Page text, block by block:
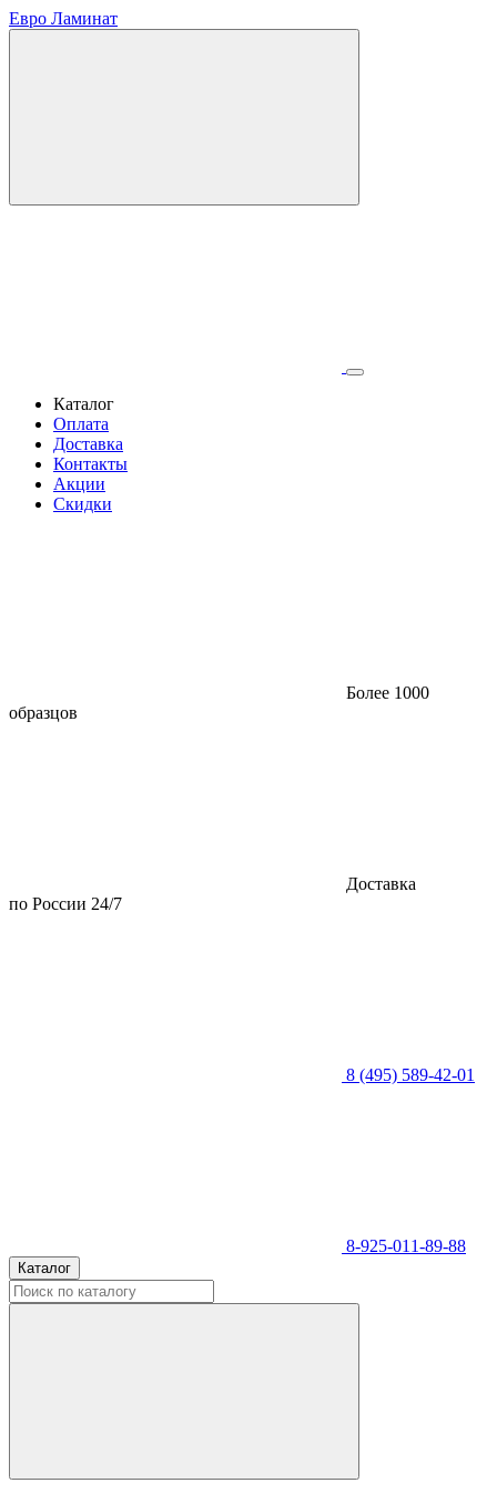
Евро Ламинат
Каталог
Оплата
Доставка
Контакты
Акции
Скидки
Более 1000
образцов
Доставка
по России 24/7
8 (495) 589-42-01
8-925-011-89-88
Каталог